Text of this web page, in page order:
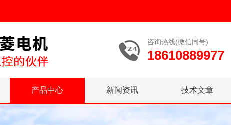
咨询热线(微信同号)
18610889977
产品中心 新闻资讯 技术文章